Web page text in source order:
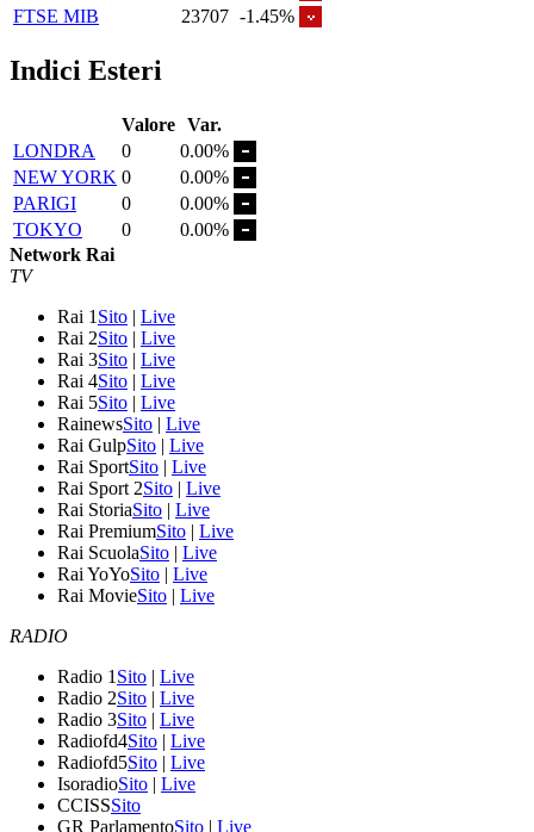
FTSE MIB
23707 -1.45%
Indici Esteri
Valore Var.
LONDRA
0
0.00%
NEW YORK 0
0.00%
PARIGI
0
0.00%
TOKYO
0
0.00%
Network Rai
TV
Rai 1 Sito | Live
Rai 2Sito | Live
Rai 3Sito | Live
Rai 4Sito | Live
Rai 5Sito | Live
RainewsSito | Live
Rai GulpSito | Live
Rai SportSito | Live
Rai Sport 2Sito | Live
Rai StoriaSito | Live
Rai PremiumSito | Live
Rai ScuolaSito | Live
Rai YoYoSito | Live
Rai MovieSito | Live
RADIO
Radio 1 Sito | Live
Radio 2Sito | Live
Radio 3Sito | Live
Radiofd4Sito | Live
Radiofd5Sito | Live
IsoradioSito | Live
CCISSSito
GR ParlamentoSito | Live